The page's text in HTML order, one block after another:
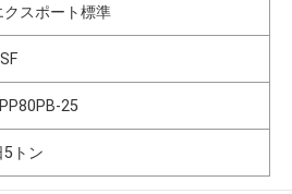
クスポート標準
25
5トン